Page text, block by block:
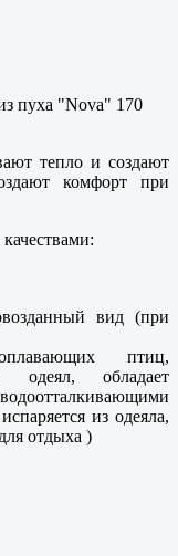
тепло и создают
комфорт при
вид (при
птиц,
одеял, обладает
из одеяла,
отдыха )